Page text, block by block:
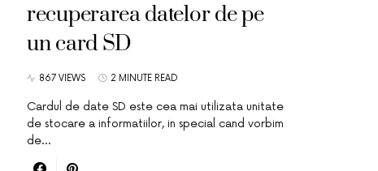
recuperarea datelor de pe
un card SD
867 VIEWS 2 MINUTE READ
Cardul de date SD este cea mai utilizata unitate
de stocare a informatiilor, in special cand vorbim
de…